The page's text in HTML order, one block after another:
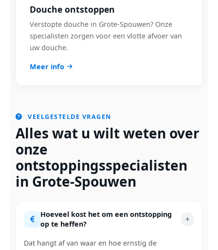
Douche ontstoppen
Verstopte douche in Grote-Spouwen? Onze
specialisten zorgen voor een vlotte afvoer van
uw douche.
Meer info
VEELGESTELDE VRAGEN
Alles wat u wilt weten over
onze
ontstoppingsspecialisten
in Grote-Spouwen
Hoeveel kost het om een ontstopping
op te heffen?
Dat hangt af van waar en hoe ernstig de